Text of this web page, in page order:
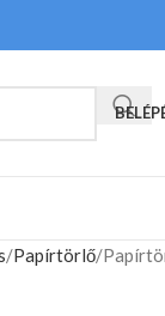
Papírtörlő